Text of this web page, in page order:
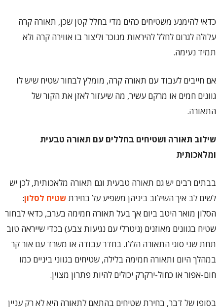
כדאי להימנע משטיחים כהים מדי בחלל קטן שכן, תאורה קרה
עלולה לגרום לחלל להיראות מנוכר וליצור בו אווירה קרה ולא
תמיד נעימה.
אם חייבים לעבוד עם תאורה קרה, מומלץ לבחור שטיח שיש לו
גוונים חמים או מרקם עשיר, מה שיעזור לאזן את הקור של
התאורה.
שילוב תאורה ושטיחים בחללים עם תאורה טבעית
ומלאכותית
בבתים רבים יש גם תאורה טבעית וגם תאורה מלאכותית, לכן יש
לשים לב איך השילוב ביניהן משפיע על בחירתשטיח לסלון:
הסלון מואר היטב ביום אך בעל תאורה חמימה בערב, כדאי לבחור
שטיח בגוונים מאוזנים (ניטרלי עם נגיעות צבע) בכדי שייראה טוב
תחת שני סוגי התאורה הללו. בחדר עבודה או משרד עם אור קר
במהלך היום ותאורה חמימה בלילה, שטיחים בגווני ביניים כמו
חום-אפור או כחול-ירקרק יכולים להיות פתרון מצוין.
בסופו של דבר, בחירת שטיחים בהתאם לתאורה היא לא רק עניין